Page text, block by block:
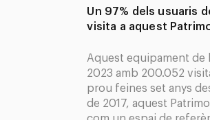
Un 97% dels usuaris
visita a aquest
Aquest equipament de
2023 amb 200.052
prou feines set anys
de 2017, aquest